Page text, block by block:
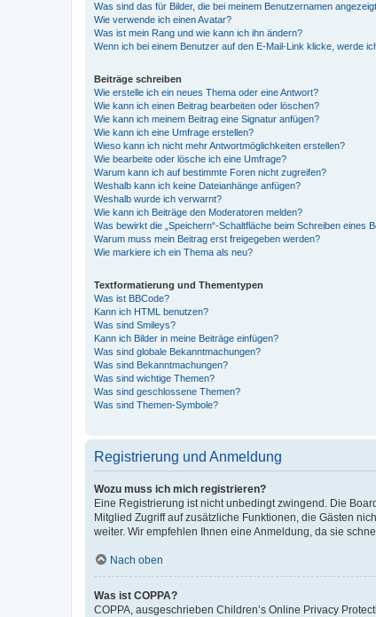
Was sind das für Bilder, die bei meinem Benutzernamen
Wie verwende ich einen Avatar?
Was ist mein Rang und wie kann ich ihn ändern?
Wenn ich bei einem Benutzer auf den E-Mail-Link klicke, werde
Beiträge schreiben
Wie erstelle ich ein neues Thema oder eine Antwort?
Wie kann ich einen Beitrag bearbeiten oder löschen?
Wie kann ich meinem Beitrag eine Signatur anfügen?
Wie kann ich eine Umfrage erstellen?
Wieso kann ich nicht mehr Antwortmöglichkeiten erstellen?
Wie bearbeite oder lösche ich eine Umfrage?
Warum kann ich auf bestimmte Foren nicht zugreifen?
Weshalb kann ich keine Dateianhänge anfügen?
Weshalb wurde ich verwarnt?
Wie kann ich Beiträge den Moderatoren melden?
Was bewirkt die „Speichern“-Schaltfläche beim Schreiben eines
Warum muss mein Beitrag erst freigegeben werden?
Wie markiere ich ein Thema als neu?
Textformatierung und Thementypen
Was ist BBCode?
Kann ich HTML benutzen?
Was sind Smileys?
Kann ich Bilder in meine Beiträge einfügen?
Was sind globale Bekanntmachungen?
Was sind Bekanntmachungen?
Was sind wichtige Themen?
Was sind geschlossene Themen?
Was sind Themen-Symbole?
Registrierung und Anmeldung
Wozu muss ich mich registrieren?
Eine Registrierung ist nicht unbedingt zwingend. Die
Mitglied Zugriff auf zusätzliche Funktionen, die Gästen
weiter. Wir empfehlen Ihnen eine Anmeldung, da sie
Nach oben
Was ist COPPA?
COPPA, ausgeschrieben Children’s Online Privacy